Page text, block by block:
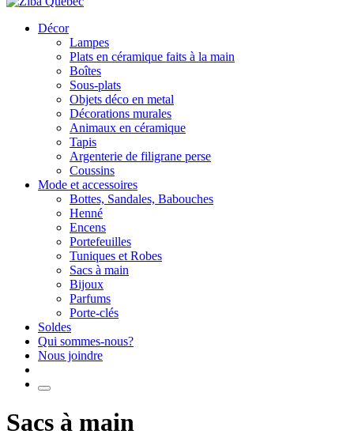
Décor
Lampes
Plats en céramique faits à la main
Boîtes
Sous-plats
Objets déco en metal
Décorations murales
Animaux en céramique
Tapis
Argenterie de filigrane perse
Coussins
Mode et accessoires
Bottes, Sandales, Babouches
Henné
Encens
Portefeuilles
Tuniques et Robes
Sacs à main
Bijoux
Parfums
Porte-clés
Soldes
Qui sommes-nous?
Nous joindre
Sacs à main